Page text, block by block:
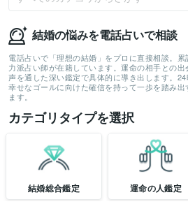
結婚の悩みを電話占いで相談
電話占いで「理想の結婚」をプロに直接相談。
力派占い師が在籍しています。運命の相手との出
声を通した深い鑑定で具体的に導き出します。24
幸せなゴールに向けた確信を持って一歩を踏み
ます。
カテゴリタイプを選択
結婚総合鑑定 運命の人鑑定